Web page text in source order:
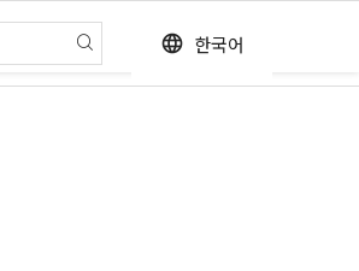
language 한국어